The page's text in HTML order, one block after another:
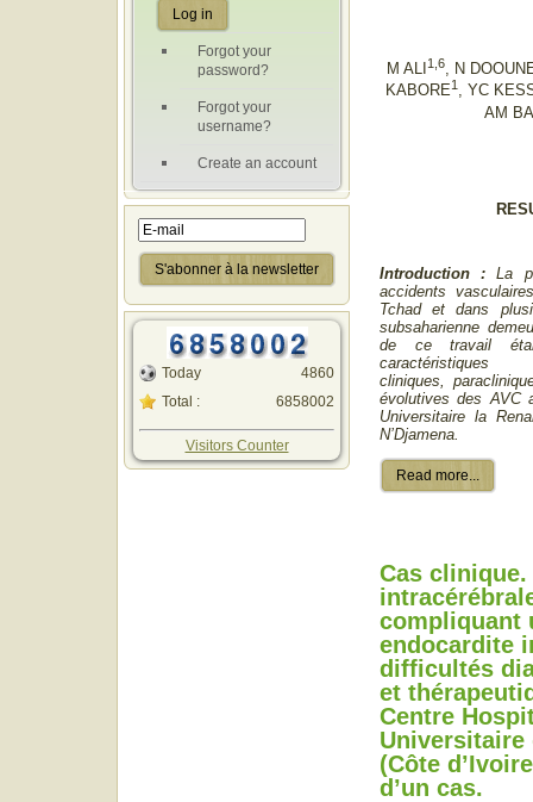
Forgot your
password?
Forgot your
username?
Create an account
Today
Total :
4860
6858002
Visitors Counter
M ALI 1,6, N
KABORE1 , YC
AM
Introduction :La
accidents
Tchad et dans
subsaharienne
de ce travail
caractéristiques
cliniques,
évolutives des AVC
Universitaire la
N’Djamena.
Read more...
Cas
compliquant
endocardite
difficultés
et
Centre
Universitaire
(Côte
d’un cas.